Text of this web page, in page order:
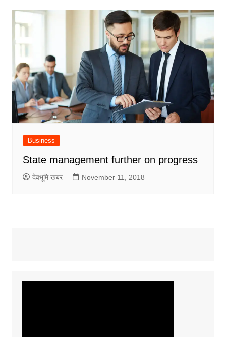
Business
State management further on progress
देवभूमि खबर November 11, 2018